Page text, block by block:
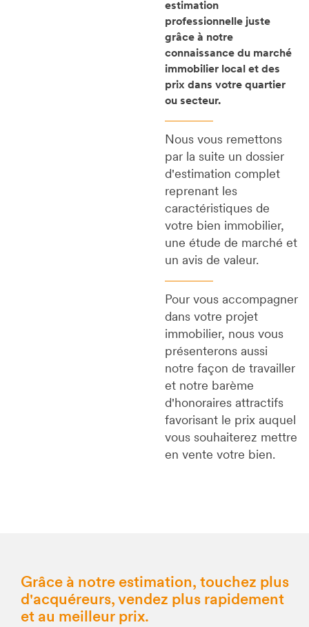
estimation
professionnelle juste
grâce à notre
connaissance du marché
immobilier local et des
prix dans votre quartier
ou secteur.
Nous vous remettons
par la suite un dossier
d'estimation complet
reprenant les
caractéristiques de
votre bien immobilier,
une étude de marché et
un avis de valeur.
Pour vous accompagner
dans votre projet
immobilier, nous vous
présenterons aussi
notre façon de travailler
et notre barème
d'honoraires attractifs
favorisant le prix auquel
vous souhaiterez mettre
en vente votre bien.
Grâce à notre estimation, touchez plus
d'acquéreurs, vendez plus rapidement
et au meilleur prix.